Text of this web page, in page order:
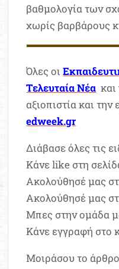
βαθμολογία των
χωρίς βαρβάρους
Όλες οι
Τελευταία Νέα
αξιοπιστία και
edweek.gr
Διάβασε όλες τις
Κάνε like στη
Ακολούθησέ μας
Ακολούθησέ μας
Μπες στην ομάδα
Κάνε εγγραφή στο
Μοιράσου το